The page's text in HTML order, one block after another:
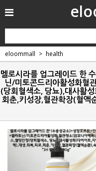
eloommall health
멜로시라를 업그레이드 한
닌/미토콘드리아활성화혈
(당회혈색소, 당뇨),대사활
회춘,키성장,혈관확장(혈